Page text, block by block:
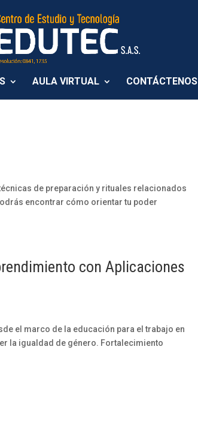
AULA VIRTUAL CONTÁCTENOS
de preparación y rituales relacionados
encontrar cómo orientar tu poder
con Aplicaciones
el marco de la educación para el trabajo en
la igualdad de género. Fortalecimiento